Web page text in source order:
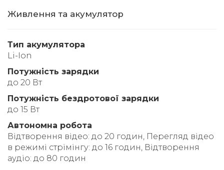
Живлення та акумулятор
Тип акумулятора
Li-Ion
Потужність зарядки
до 20 Вт
Потужність бездротової зарядки
до 15 Вт
Автономна робота
Відтворення відео: до 20 годин, Перегляд відео
в режимі стрімінгу: до 16 годин, Відтворення
аудіо: до 80 годин